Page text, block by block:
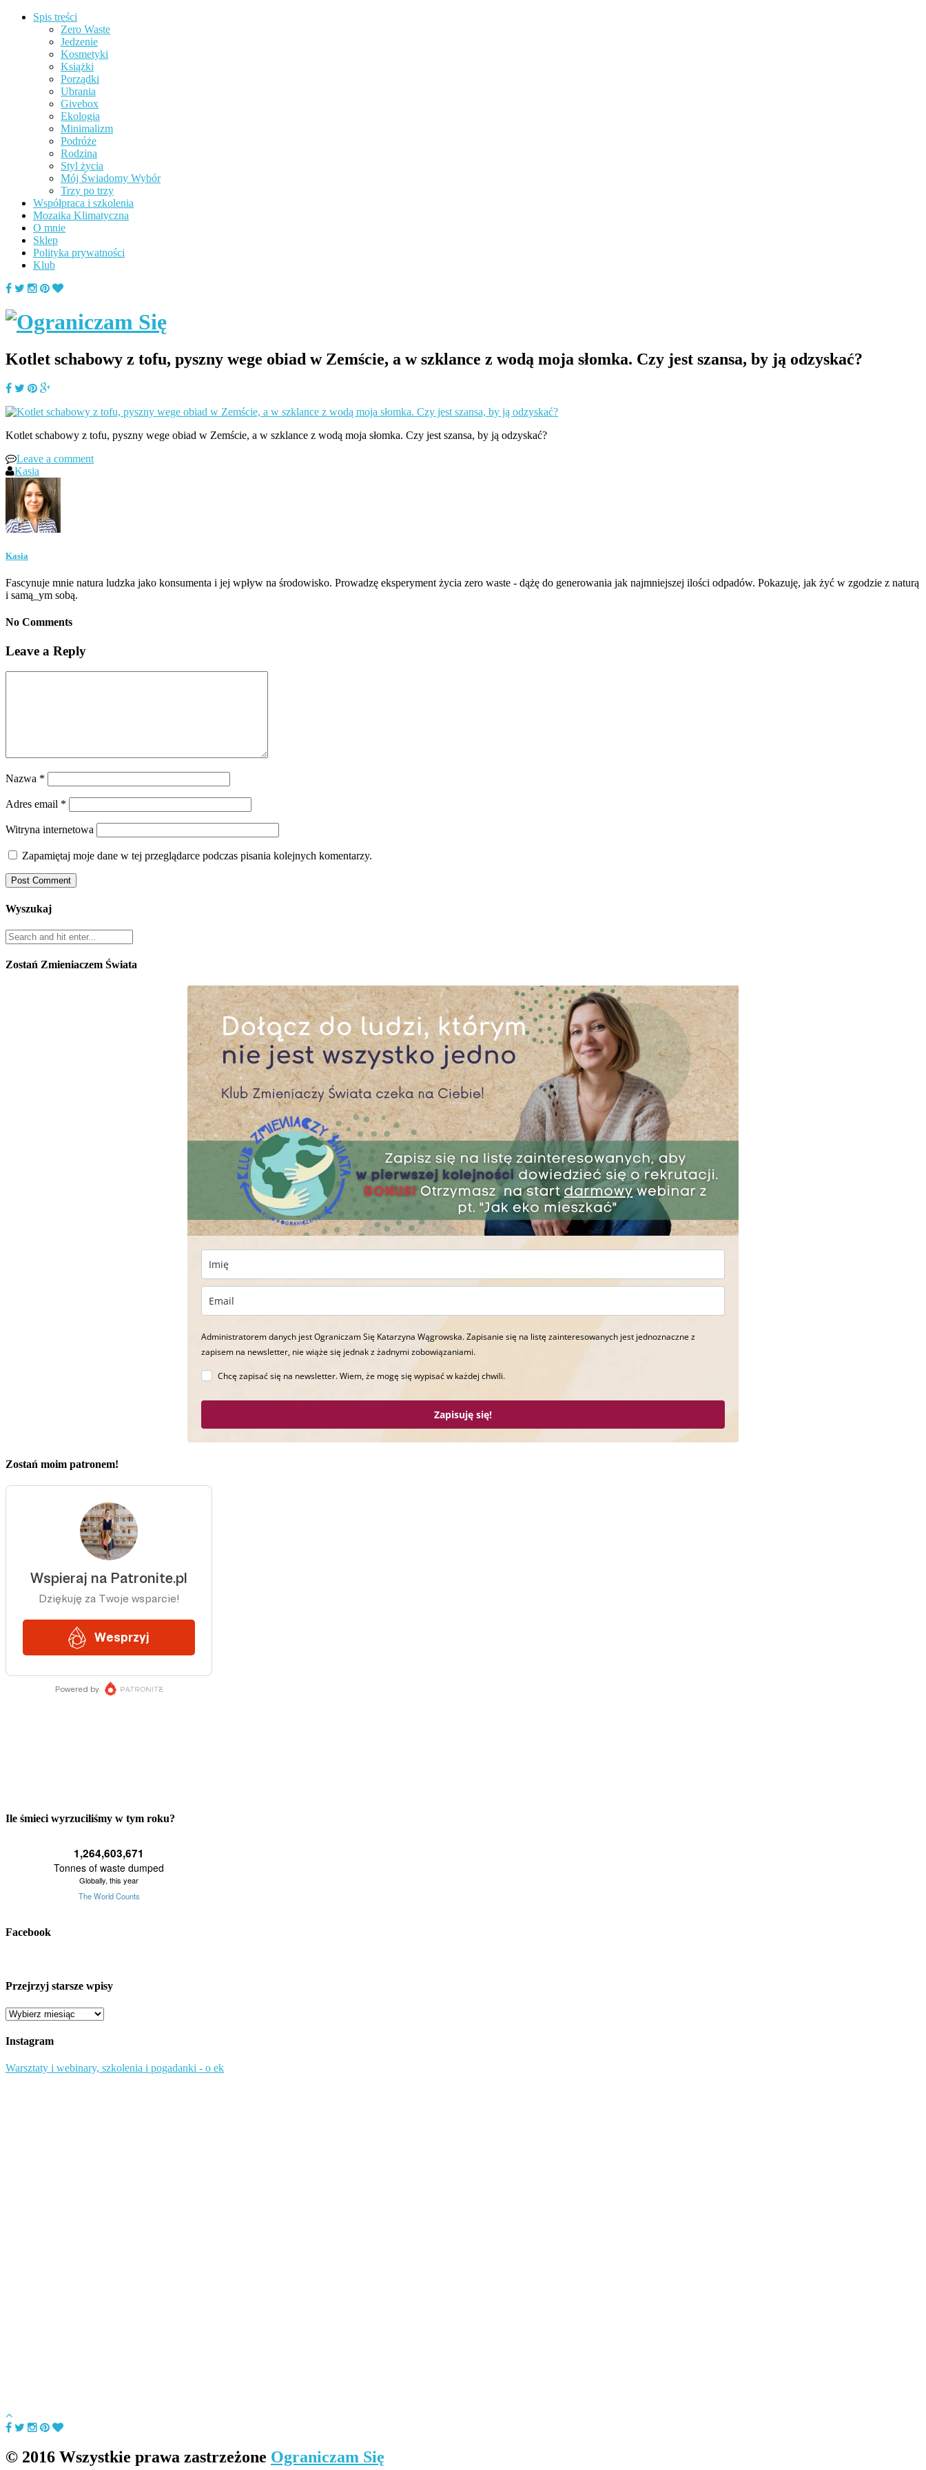
Spis treści
Zero Waste
Jedzenie
Kosmetyki
Książki
Porządki
Ubrania
Givebox
Ekologia
Minimalizm
Podróże
Rodzina
Styl życia
Mój Świadomy Wybór
Trzy po trzy
Współpraca i szkolenia
Mozaika Klimatyczna
O mnie
Sklep
Polityka prywatności
Klub
Kotlet schabowy z tofu, pyszny wege obiad w Zemście, a w szklance z wodą moja słomka. Czy jest szansa, by ją odzyskać?
Kotlet schabowy z tofu, pyszny wege obiad w Zemście, a w szklance z wodą moja słomka. Czy jest szansa, by ją odzyskać?
Leave a comment
Kasia
Kasia
Fascynuje mnie natura ludzka jako konsumenta i jej wpływ na środowisko. Prowadzę eksperyment życia zero waste - dążę do generowania jak najmniejszej ilości odpadów. Pokazuję, jak żyć w zgodzie z naturą
i samą_ym sobą.
No Comments
Leave a Reply
Nazwa *
Adres email *
Witryna internetowa
Zapamiętaj moje dane w tej przeglądarce podczas pisania kolejnych komentarzy.
Wyszukaj
Zostań Zmieniaczem Świata
Administratorem danych jest Ograniczam Się Katarzyna Wągrowska. Zapisanie się na listę zainteresowanych jest jednoznaczne z
zapisem na newsletter, nie wiąże się jednak z żadnymi zobowiązaniami.
Chcę zapisać się na newsletter. Wiem, że mogę się wypisać w każdej chwili.
Zapisuję się!
Zostań moim patronem!
Ile śmieci wyrzuciliśmy w tym roku?
Facebook
Przejrzyj starsze wpisy
Przejrzyj
wpisy
Instagram
Warsztaty i webinary, szkolenia i pogadanki - o ek
© 2016 Wszystkie prawa zastrzeżone Ograniczam Się